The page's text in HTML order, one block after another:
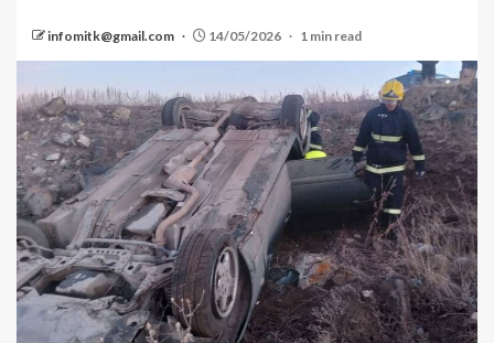
infomitk@gmail.com 14/05/2026 1 min read